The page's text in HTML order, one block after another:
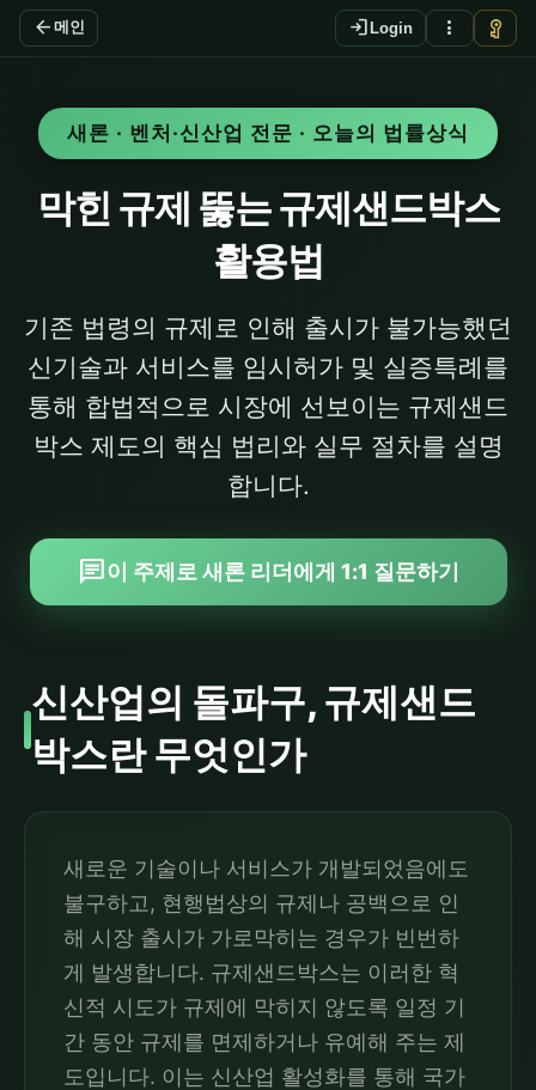
arrow_back 메인 login Login more_vert vpn_key
새론 · 벤처·신산업 전문 · 오늘의 법률상식
막힌 규제 뚫는 규제샌드박스
활용법
기존 법령의 규제로 인해 출시가 불가능했던
신기술과 서비스를 임시허가 및 실증특례를
통해 합법적으로 시장에 선보이는 규제샌드
박스 제도의 핵심 법리와 실무 절차를 설명
합니다.
chat이 주제로 새론 리더에게 1:1 질문하기
신산업의 돌파구, 규제샌드
박스란 무엇인가
새로운 기술이나 서비스가 개발되었음에도
불구하고, 현행법상의 규제나 공백으로 인
해 시장 출시가 가로막히는 경우가 빈번하
게 발생합니다. 규제샌드박스는 이러한 혁
신적 시도가 규제에 막히지 않도록 일정 기
간 동안 규제를 면제하거나 유예해 주는 제
도입니다. 이는 신산업 활성화를 통해 국가